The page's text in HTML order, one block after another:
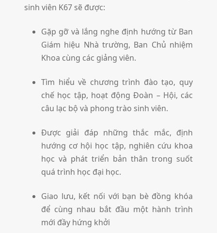
sinh viên K67 sẽ được:
Gặp gỡ và lắng nghe định hướng từ Ban
Giám hiệu Nhà trường, Ban Chủ nhiệm
Khoa cùng các giảng viên.
Tìm hiểu về chương trình đào tạo, quy
chế học tập, hoạt động Đoàn – Hội, các
câu lạc bộ và phong trào sinh viên.
Được giải đáp những thắc mắc, định
hướng cơ hội học tập, nghiên cứu khoa
học và phát triển bản thân trong suốt
quá trình học đại học.
Giao lưu, kết nối với bạn bè đồng khóa
để cùng nhau bắt đầu một hành trình
mới đầy hứng khởi